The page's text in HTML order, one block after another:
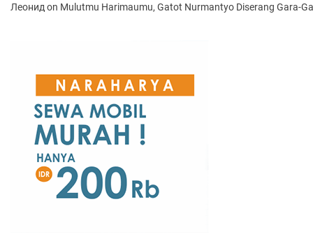
Леонид on Mulutmu Harimaumu, Gatot Nurmantyo Diserang Gara-